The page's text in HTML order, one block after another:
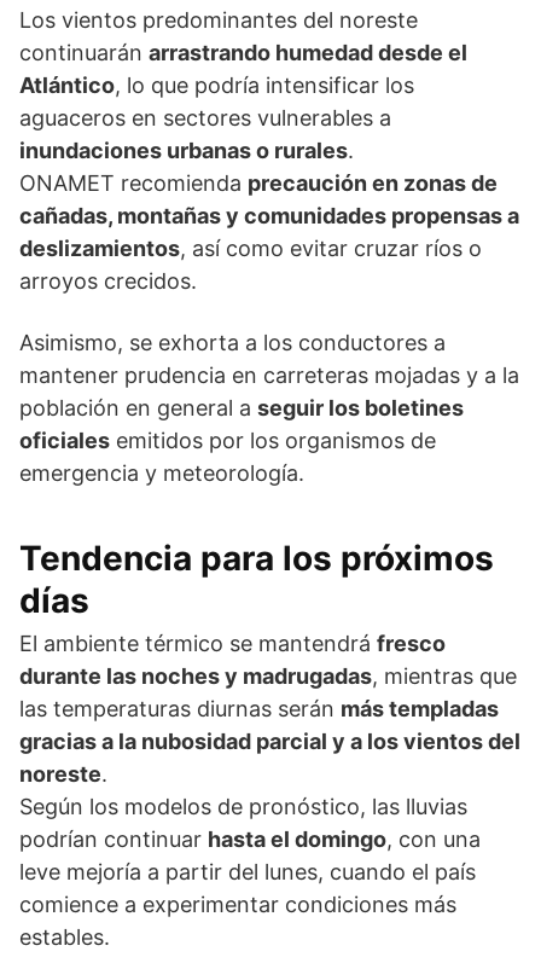
Los vientos predominantes del noreste
continuarán arrastrando humedad desde el
Atlántico, lo que podría intensificar los
aguaceros en sectores vulnerables a
inundaciones urbanas o rurales.
ONAMET recomienda precaución en zonas de
cañadas, montañas y comunidades propensas a
deslizamientos, así como evitar cruzar ríos o
arroyos crecidos.
Asimismo, se exhorta a los conductores a
mantener prudencia en carreteras mojadas y a la
población en general a seguir los boletines
oficiales emitidos por los organismos de
emergencia y meteorología.
Tendencia para los próximos
días
El ambiente térmico se mantendrá fresco
durante las noches y madrugadas, mientras que
las temperaturas diurnas serán más templadas
gracias a la nubosidad parcial y a los vientos del
noreste.
Según los modelos de pronóstico, las lluvias
podrían continuar hasta el domingo, con una
leve mejoría a partir del lunes, cuando el país
comience a experimentar condiciones más
estables.